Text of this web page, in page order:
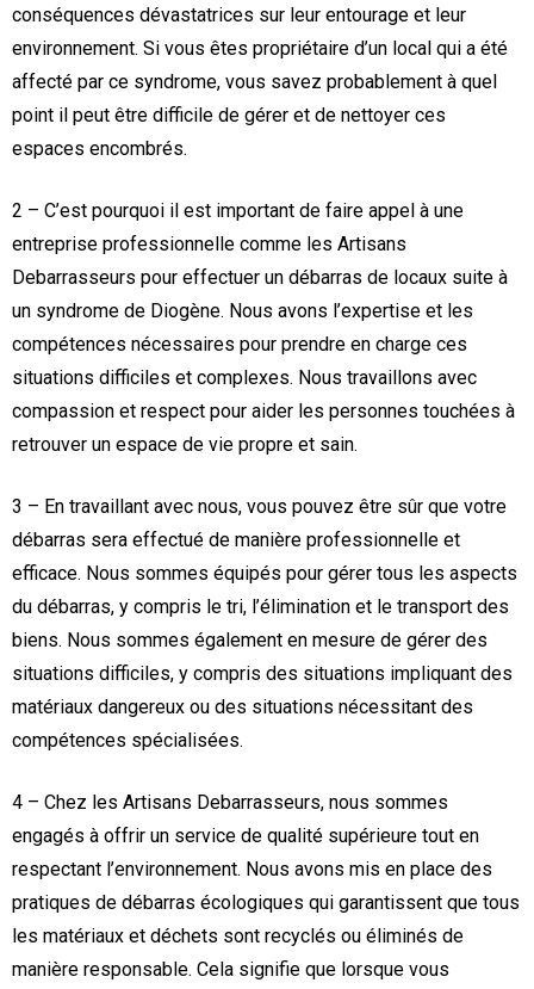
conséquences dévastatrices sur leur entourage et leur
environnement. Si vous êtes propriétaire d’un local qui a été
affecté par ce syndrome, vous savez probablement à quel
point il peut être difficile de gérer et de nettoyer ces
espaces encombrés.
2 – C’est pourquoi il est important de faire appel à une
entreprise professionnelle comme les Artisans
Debarrasseurs pour effectuer un débarras de locaux suite à
un syndrome de Diogène. Nous avons l’expertise et les
compétences nécessaires pour prendre en charge ces
situations difficiles et complexes. Nous travaillons avec
compassion et respect pour aider les personnes touchées à
retrouver un espace de vie propre et sain.
3 – En travaillant avec nous, vous pouvez être sûr que votre
débarras sera effectué de manière professionnelle et
efficace. Nous sommes équipés pour gérer tous les aspects
du débarras, y compris le tri, l’élimination et le transport des
biens. Nous sommes également en mesure de gérer des
situations difficiles, y compris des situations impliquant des
matériaux dangereux ou des situations nécessitant des
compétences spécialisées.
4 – Chez les Artisans Debarrasseurs, nous sommes
engagés à offrir un service de qualité supérieure tout en
respectant l’environnement. Nous avons mis en place des
pratiques de débarras écologiques qui garantissent que tous
les matériaux et déchets sont recyclés ou éliminés de
manière responsable. Cela signifie que lorsque vous